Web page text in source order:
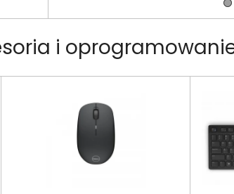
i oprogramowanie